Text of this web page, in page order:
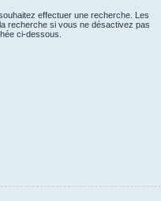
effectuer une recherche. Les
recherche si vous ne désactivez pas
ci-dessous.